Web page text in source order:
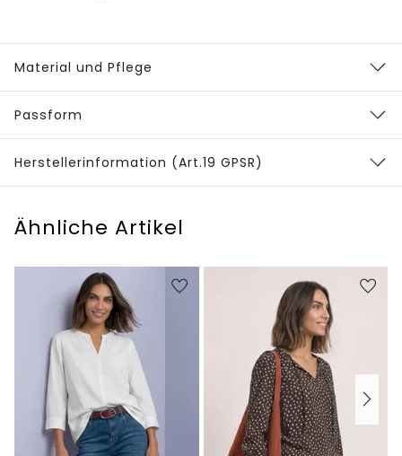
Material und Pflege
Passform
Herstellerinformation (Art.19 GPSR)
Ähnliche Artikel